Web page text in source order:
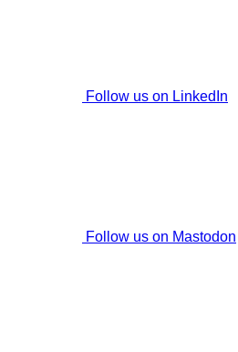
Follow us on LinkedIn
Follow us on Mastodon